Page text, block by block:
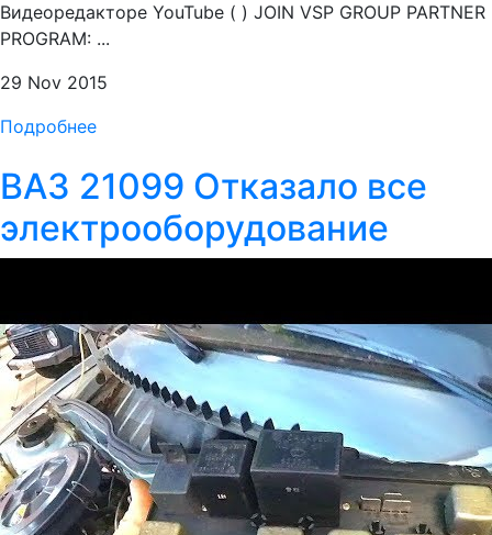
Видеоредакторе YouTube ( ) JOIN VSP GROUP PARTNER
PROGRAM: ...
29 Nov 2015
Подробнее
ВАЗ 21099 Отказало все
электрооборудование